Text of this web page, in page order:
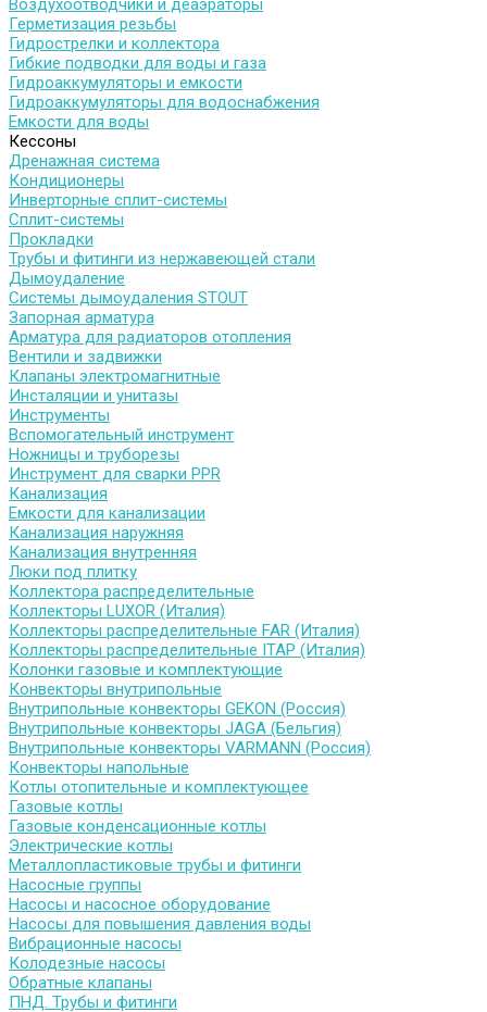
Воздухоотводчики и деаэраторы
Герметизация резьбы
Гидрострелки и коллектора
Гибкие подводки для воды и газа
Гидроаккумуляторы и емкости
Гидроаккумуляторы для водоснабжения
Емкости для воды
Кессоны
Дренажная система
Кондиционеры
Инверторные сплит-системы
Сплит-системы
Прокладки
Трубы и фитинги из нержавеющей стали
Дымоудаление
Системы дымоудаления STOUT
Запорная арматура
Арматура для радиаторов отопления
Вентили и задвижки
Клапаны электромагнитные
Инсталяции и унитазы
Инструменты
Вспомогательный инструмент
Ножницы и труборезы
Инструмент для сварки PPR
Канализация
Емкости для канализации
Канализация наружняя
Канализация внутренняя
Люки под плитку
Коллектора распределительные
Коллекторы LUXOR (Италия)
Коллекторы распределительные FAR (Италия)
Коллекторы распределительные ITAP (Италия)
Колонки газовые и комплектующие
Конвекторы внутрипольные
Внутрипольные конвекторы GEKON (Россия)
Внутрипольные конвекторы JAGA (Бельгия)
Внутрипольные конвекторы VARMANN (Россия)
Конвекторы напольные
Котлы отопительные и комплектующее
Газовые котлы
Газовые конденсационные котлы
Электрические котлы
Металлопластиковые трубы и фитинги
Насосные группы
Насосы и насосное оборудование
Насосы для повышения давления воды
Вибрационные насосы
Колодезные насосы
Обратные клапаны
ПНД. Трубы и фитинги